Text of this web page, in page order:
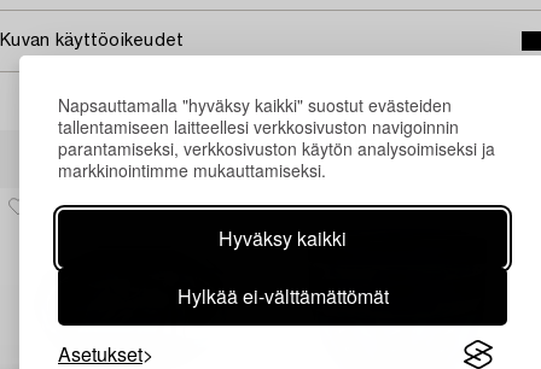
Napsauttamalla "hyväksy kaikki" suostut evästeiden
tallentamiseen laitteellesi verkkosivuston navigoinnin
parantamiseksi, verkkosivuston käytön analysoimiseksi ja
markkinointimme mukauttamiseksi.
Hyväksy kaikki
Hylkää ei-välttämättömät
Asetukset
Kuvan käyttöoikeudet
Muiden katsomia kohteita